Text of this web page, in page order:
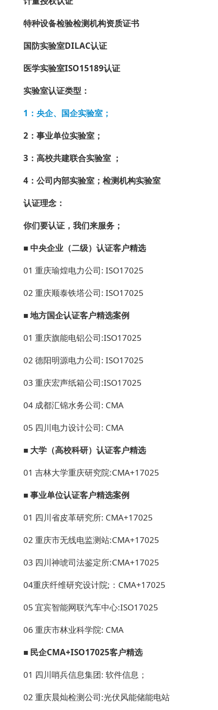
特种设备检验检测机构资质证书
国防实验室DILAC认证
医学实验室ISO15189认证
实验室认证类型：
1：央企、国企实验室；
2：事业单位实验室；
3：高校共建联合实验室 ；
4：公司内部实验室；检测机构实验室
认证理念：
你们要认证，我们来服务 ；
■ 中央企业（二级）认证客户精选
01 重庆瑜煌电力公司: ISO17025
02 重庆顺泰铁塔公司: ISO17025
■ 地方国企认证客户精选案例
01 重庆旗能电铝公司:ISO17025
02 德阳明源电力公司: ISO17025
03 重庆宏声纸箱公司:ISO17025
04 成都汇锦水务公司: CMA
05 四川电力设计公司: CMA
■ 大学（高校科研） 认证客户精选
01 吉林大学重庆研究院:CMA+17025
■ 事业单位认证客户精选案例
01 四川省皮革研究所: CMA+17025
02 重庆市无线电监测站:CMA+17025
03 四川神琥司法鉴定所:CMA+17025
04重庆纤维研究设计院;：CMA+17025
05 宜宾智能网联汽车中心:ISO17025
06 重庆市林业科学院: CMA
■ 民企CMA+ISO17025客户精选
01 四川哨兵信息集团: 软件信息；
02 重庆晨灿检测公司:光伏风能储能电站